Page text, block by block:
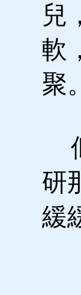
兒
軟
聚。
研
緩